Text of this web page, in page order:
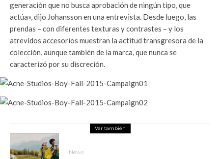
generación que no busca aprobación de ningún tipo, que
actúa», dijo Johansson en una entrevista. Desde luego, las
prendas – con diferentes texturas y contrastes – y los
atrevidos accesorios muestran la actitud transgresora de la
colección, aunque también de la marca, que nunca se
caracterizó por su discreción.
Ver también
News